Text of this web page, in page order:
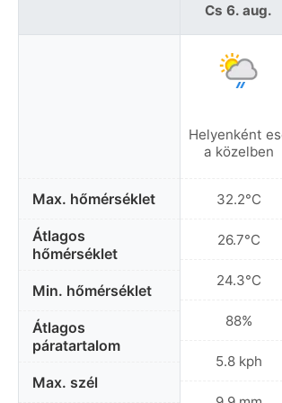
Max. hőmérséklet
Átlagos
hőmérséklet
Min. hőmérséklet
Átlagos
páratartalom
Max. szél
Cs 6. aug.
Helyenként
a közelben
32.2°C
26.7°C
24.3°C
88%
5.8 kph